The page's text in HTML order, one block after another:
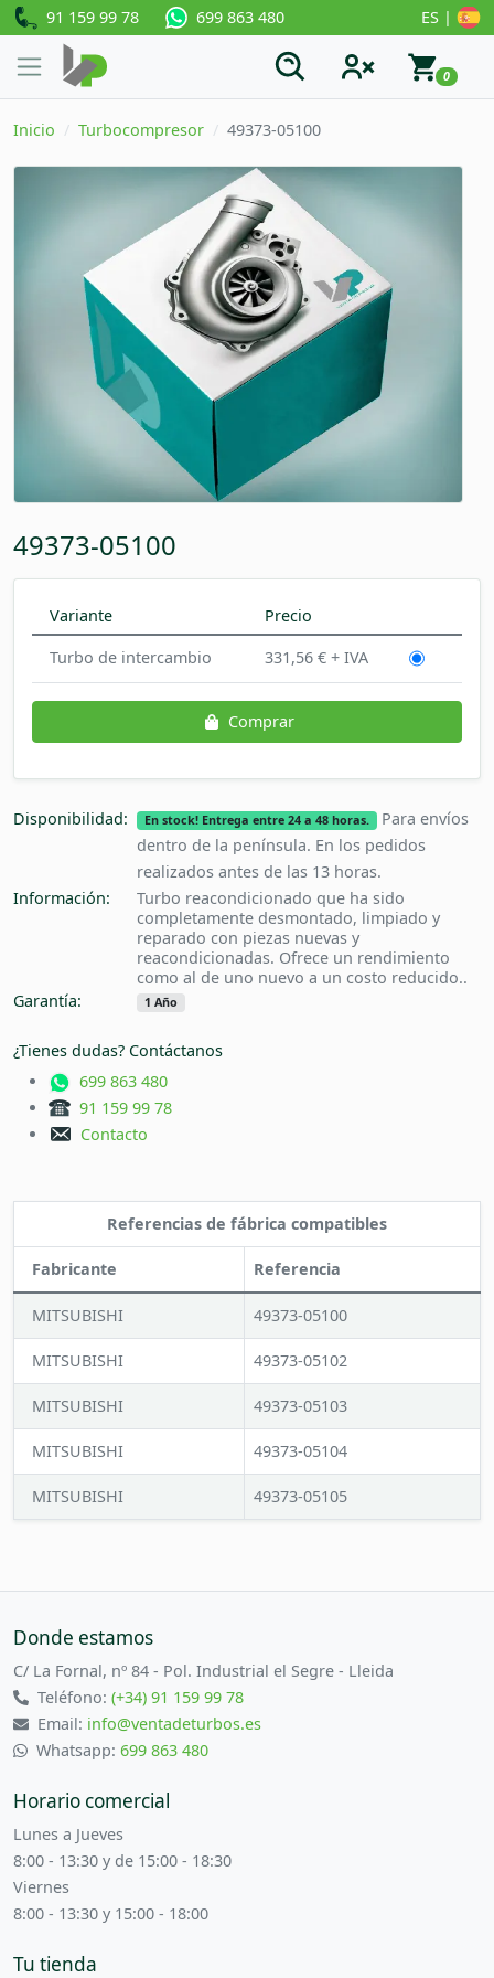
91 159 99 78 699 863 480 ES |
0
Inicio Turbocompresor 49373-05100
49373-05100
Variante
Precio
Turbo de intercambio
331,56 € + IVA
Comprar
Disponibilidad: En stock! Entrega entre 24 a 48 horas.
Para envíos
dentro de la península. En los pedidos
realizados antes de las 13 horas.
Información:
Turbo reacondicionado que ha sido
completamente desmontado, limpiado y
reparado con piezas nuevas y
reacondicionadas. Ofrece un rendimiento
como al de uno nuevo a un costo reducido..
Garantía:
1 Año
¿Tienes dudas? Contáctanos
699 863 480
91 159 99 78
Contacto
Referencias de fábrica compatibles
Fabricante Referencia
MITSUBISHI 49373-05100
MITSUBISHI 49373-05102
MITSUBISHI 49373-05103
MITSUBISHI 49373-05104
MITSUBISHI 49373-05105
Donde estamos
C/ La Fornal, nº 84 - Pol. Industrial el Segre - Lleida
Teléfono:(+34) 91 159 99 78
Email: info@ventadeturbos.es
Whatsapp: 699 863 480
Horario comercial
Lunes a Jueves
8:00 - 13:30 y de 15:00 - 18:30
Viernes
8:00 - 13:30 y 15:00 - 18:00
Tu tienda